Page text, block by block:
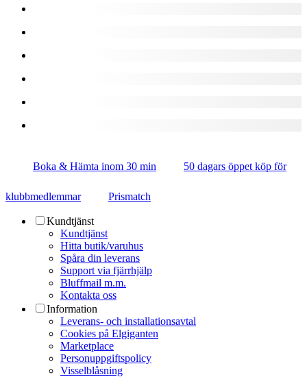
Boka & Hämta inom 30 min 50 dagars öppet köp för
klubbmedlemmar Prismatch
Kundtjänst
Kundtjänst
Hitta butik/varuhus
Spåra din leverans
Support via fjärrhjälp
Bluffmail m.m.
Kontakta oss
Information
Leverans- och installationsavtal
Cookies på Elgiganten
Marketplace
Personuppgiftspolicy
Visselblåsning